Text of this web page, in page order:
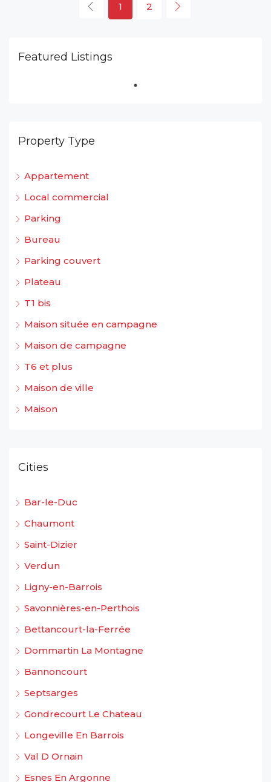
1 2
Featured Listings
Property Type
Appartement
Local commercial
Parking
Bureau
Parking couvert
Plateau
T1 bis
Maison située en campagne
Maison de campagne
T6 et plus
Maison de ville
Maison
Cities
Bar-le-Duc
Chaumont
Saint-Dizier
Verdun
Ligny-en-Barrois
Savonnières-en-Perthois
Bettancourt-la-Ferrée
Dommartin La Montagne
Bannoncourt
Septsarges
Gondrecourt Le Chateau
Longeville En Barrois
Val D Ornain
Esnes En Argonne